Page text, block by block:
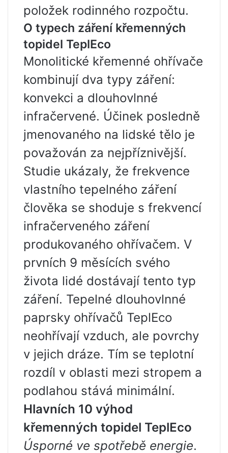
položek rodinného rozpočtu.
O typech záření křemenných
topidel TeplEco
Monolitické křemenné ohřívače
kombinují dva typy záření:
konvekci a dlouhovlnné
infračervené. Účinek posledně
jmenovaného na lidské tělo je
považován za nejpříznivější.
Studie ukázaly, že frekvence
vlastního tepelného záření
člověka se shoduje s frekvencí
infračerveného záření
produkovaného ohřívačem. V
prvních 9 měsících svého
života lidé dostávají tento typ
záření. Tepelné dlouhovlnné
paprsky ohřívačů TeplEco
neohřívají vzduch, ale povrchy
v jejich dráze. Tím se teplotní
rozdíl v oblasti mezi stropem a
podlahou stává minimální.
Hlavních 10 výhod
křemenných topidel TeplEco
Úsporné ve spotřebě energie.